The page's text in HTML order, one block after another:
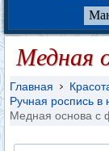
Медная
Главная
Ручная роспись в
Медная основа с